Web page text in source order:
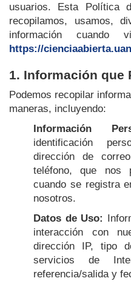
usuarios. Esta Política
recopilamos, usamos,
información cuando
https://
1. Información que
Podemos recopilar
maneras, incluyendo:
Información
identificación
dirección de
teléfono, que nos
cuando se registra
nosotros.
Datos de Uso:
interacción con
dirección IP, tipo
servicios de
referencia/salida y